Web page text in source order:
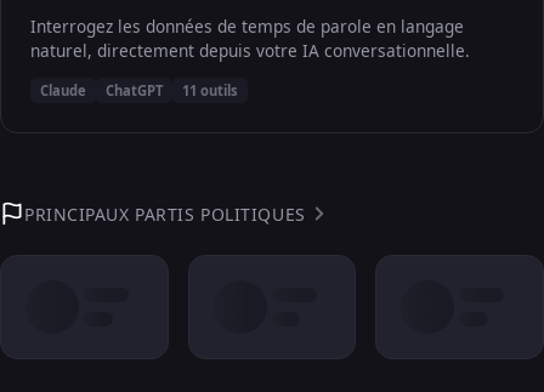
Interrogez les données de temps de parole en langage
naturel, directement depuis votre IA conversationnelle.
Claude ChatGPT 11 outils
PRINCIPAUX PARTIS POLITIQUES